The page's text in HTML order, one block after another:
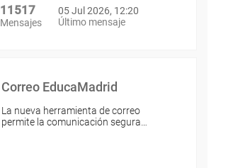
11517
Mensajes
05 Jul 2026, 12:20
Último mensaje
Correo EducaMadrid
La nueva herramienta de correo
permite la comunicación segura…